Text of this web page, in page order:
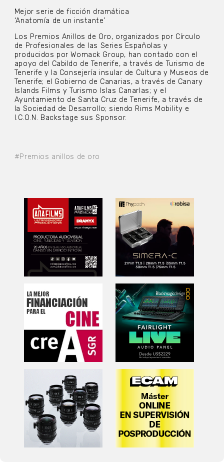
#Premios anillos de oro
Mejor serie de ficción dramática
‘Anatomía de un instante’
Los Premios Anillos de Oro, organizados por Círculo
de Profesionales de las Series Españolas y
producidos por Womack Group, han contado con el
apoyo del Cabildo de Tenerife, a través de Turismo de
Tenerife y la Consejería insular de Cultura y Museos de
Tenerife; el Gobierno de Canarias, a través de Canary
Islands Films y Turismo Islas CanarIas; y el
Ayuntamiento de Santa Cruz de Tenerife, a través de
la Sociedad de Desarrollo; siendo Rims Mobility e
I.C.O.N. Backstage sus Sponsor.